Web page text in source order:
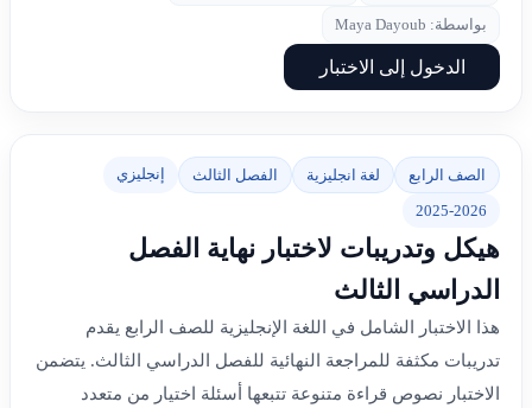
بواسطة: Maya Dayoub
الدخول إلى الاختبار
الصف الرابع لغة انجليزية الفصل الثالث إنجليزي
2025-2026
هيكل وتدريبات لاختبار نهاية الفصل
الدراسي الثالث
هذا الاختبار الشامل في اللغة الإنجليزية للصف الرابع يقدم
تدريبات مكثفة للمراجعة النهائية للفصل الدراسي الثالث. يتضمن
الاختبار نصوص قراءة متنوعة تتبعها أسئلة اختيار من متعدد